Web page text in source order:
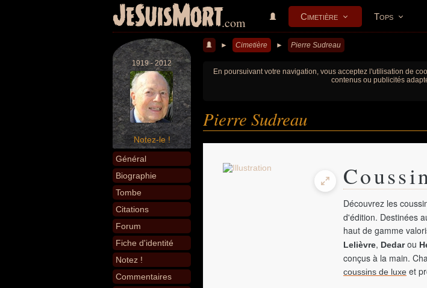
JeSuisMort.com Cimetière Tops
1919 - 2012
Notez-le !
Général
Biographie
Tombe
Citations
Forum
Fiche d'identité
Notez !
Commentaires
► Cimetière ► Pierre Sudreau
En poursuivant votre navigation, vous acceptez l'utilisation de
contenus ou publicités
Pierre Sudreau
Découvrez les
d'édition. Destinées
haut de gamme
Lelièvre, Dedarou
conçus à la main.
coussins de luxe et